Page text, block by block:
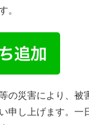
。
の災害により、被
申し上げます。一